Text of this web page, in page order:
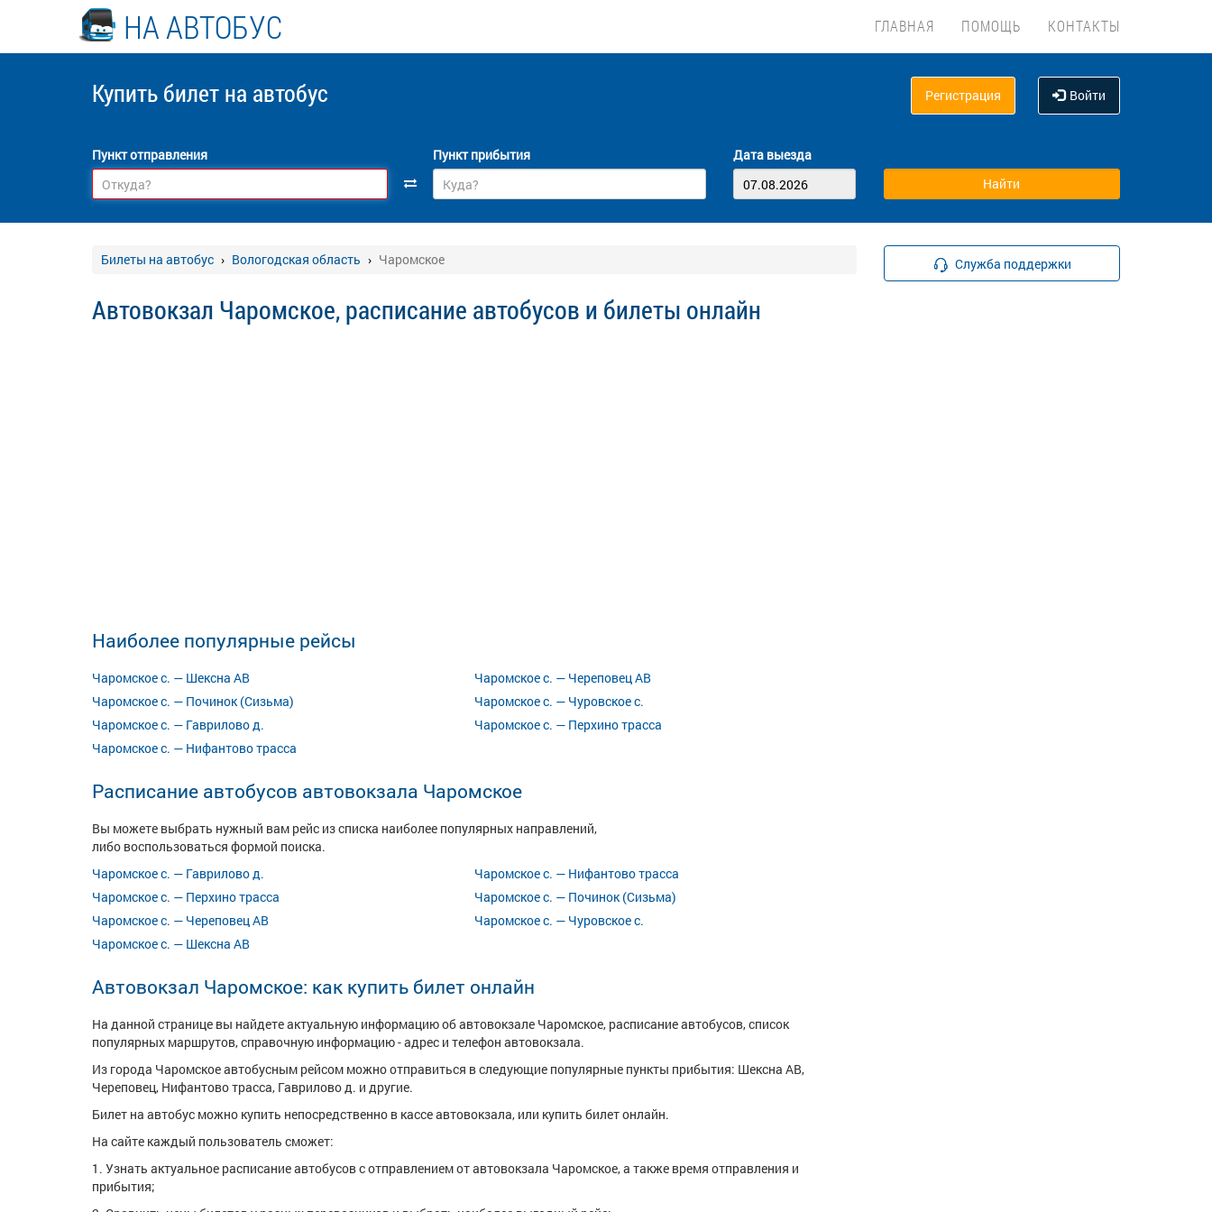
НА АВТОБУС ГЛАВНАЯ ПОМОЩЬ КОНТАКТЫ
Купить билет на автобус Регистрация Войти
Пункт отправления Пункт прибытия Дата выезда
Билеты на автобус Вологодская область Чаромское
Автовокзал Чаромское, расписание автобусов и билеты онлайн
Наиболее популярные рейсы
Чаромское с. — Шексна АВ
Чаромское с. — Череповец АВ
Чаромское с. — Починок (Сизьма)
Чаромское с. — Чуровское с.
Чаромское с. — Гаврилово д.
Чаромское с. — Перхино трасса
Чаромское с. — Нифантово трасса
Расписание автобусов автовокзала Чаромское
Вы можете выбрать нужный вам рейс из списка наиболее популярных направлений,
либо воспользоваться формой поиска.
Чаромское с. — Гаврилово д.
Чаромское с. — Нифантово трасса
Чаромское с. — Перхино трасса
Чаромское с. — Починок (Сизьма)
Чаромское с. — Череповец АВ
Чаромское с. — Чуровское с.
Чаромское с. — Шексна АВ
Автовокзал Чаромское: как купить билет онлайн
На данной странице вы найдете актуальную информацию об автовокзале Чаромское, расписание автобусов, список
популярных маршрутов, справочную информацию - адрес и телефон автовокзала.
Из города Чаромское автобусным рейсом можно отправиться в следующие популярные пункты прибытия: Шексна АВ,
Череповец, Нифантово трасса, Гаврилово д. и другие.
Билет на автобус можно купить непосредственно в кассе автовокзала, или купить билет онлайн.
На сайте каждый пользователь сможет:
1. Узнать актуальное расписание автобусов с отправлением от автовокзала Чаромское, а также время отправления и
прибытия;
Служба поддержки